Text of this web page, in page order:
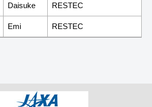
Daisuke RESTEC
Emi RESTEC